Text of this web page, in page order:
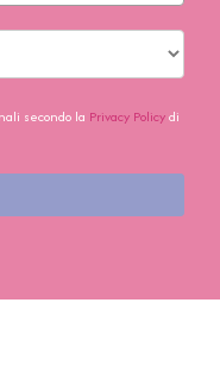
secondo la Privacy Policydi